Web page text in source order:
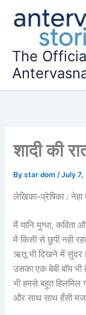
The
शादी की
Bystar dom/July 7,
लेखिका-प्रेषिका : नेहा
मैं यानि मुग्धा,
में किसी से छुपी नही
ऋतू भी दिखने में सुंदर
उसका एक बेबी बॉय भी
भी हमसे बहुत हिलमिल
और साथ साथ हँसी